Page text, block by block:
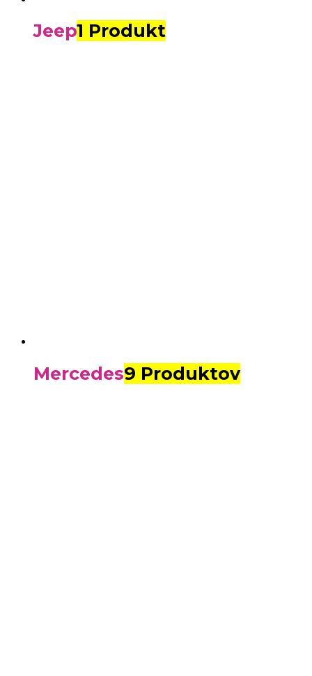
Jeep1 Produkt
Mercedes9 Produktov